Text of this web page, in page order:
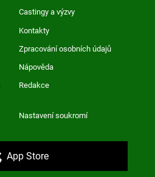
Castingy a výzvy
Kontakty
Zpracování osobních údajů
Nápověda
Redakce
Nastavení soukromí
App Store